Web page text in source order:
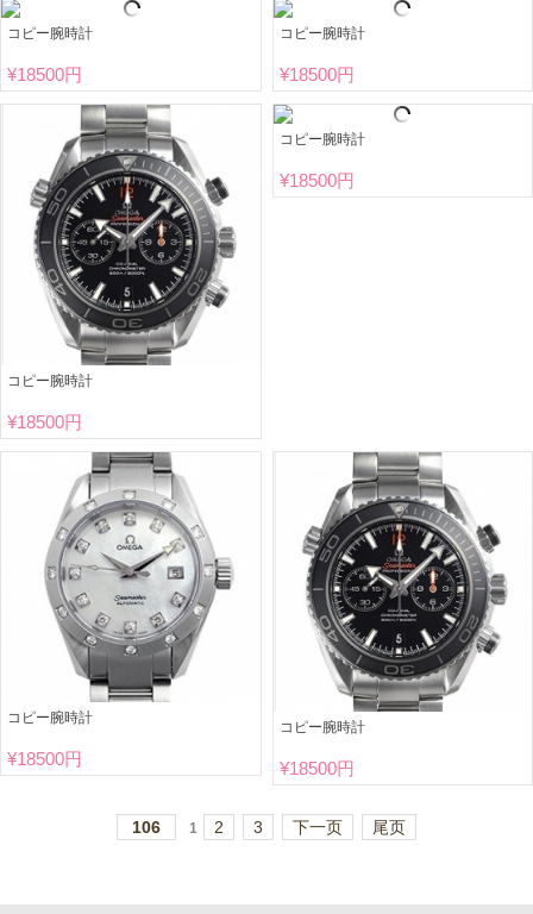
コピー腕時計
¥18500円
コピー腕時計
¥18500円
コピー腕時計
¥18500円
コピー腕時計
¥18500円
コピー腕時計
¥18500円
コピー腕時計
¥18500円
106 1 2 3 下一页 尾页